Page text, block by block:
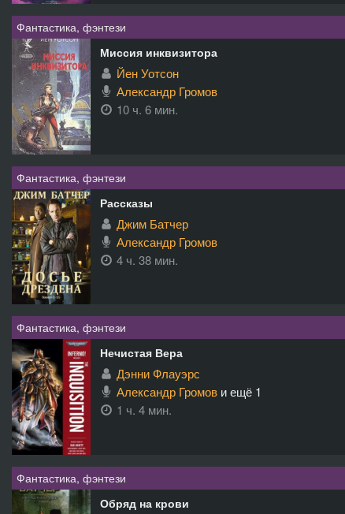
Фантастика, фэнтези
Миссия инквизитора
Йен Уотсон
Александр Громов
10 ч. 6 мин.
Фантастика, фэнтези
Рассказы
Джим Батчер
Александр Громов
4 ч. 38 мин.
Фантастика, фэнтези
Нечистая Вера
Дэнни Флауэрс
Александр Громов и ещё 1
1 ч. 4 мин.
Фантастика, фэнтези
Обряд на крови